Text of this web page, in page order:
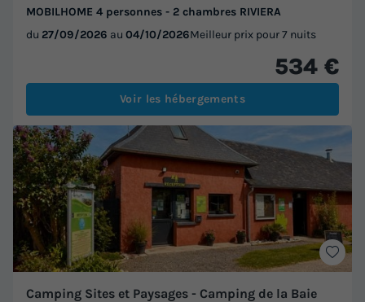
MOBILHOME 4 personnes - 2 chambres RIVIERA
du 27/09/2026 au 04/10/2026Meilleur prix pour 7 nuits
534 €
Voir les hébergements
Camping Sites et Paysages - Camping de la Baie